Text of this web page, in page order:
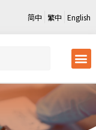
简中 繁中 English